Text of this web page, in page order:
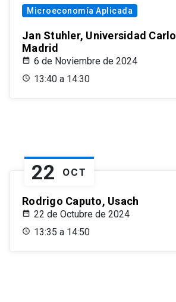
Microeconomía Aplicada
Jan Stuhler, Universidad
Madrid
6 de Noviembre de 2024
13:40 a 14:30
22 OCT
Rodrigo Caputo, Usach
22 de Octubre de 2024
13:35 a 14:50